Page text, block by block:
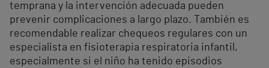
temprana y la intervención adecuada pueden
prevenir complicaciones a largo plazo. También es
recomendable realizar chequeos regulares con un
especialista en fisioterapia respiratoria infantil,
especialmente si el niño ha tenido episodios